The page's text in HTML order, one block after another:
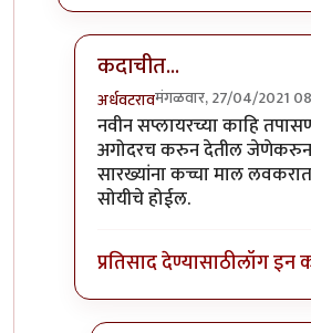
कदाचीत...
अर्धवटरावमंगळवार, 27/04/2021
In reply toकालचा एक प्रश्न
नवीन सप्लायरच्या काहि
अगोदरच करुन देतील जेणेकरुन
सारख्यांना कच्चा माल
सोयीचे होईल.
प्रतिसाद देण्यासाठीलॉग इन